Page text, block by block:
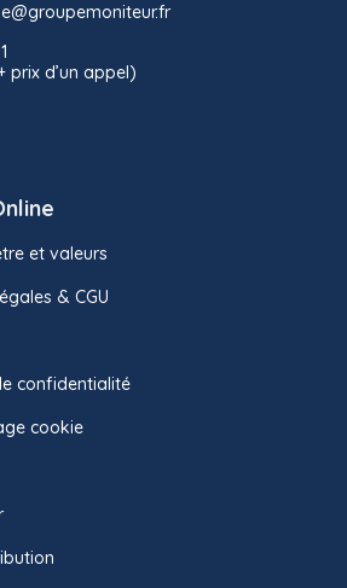
prix d’un appel)
et valeurs
& CGU
confidentialité
cookie